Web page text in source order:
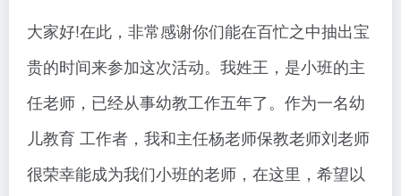
大家好!在此，非常感谢你们能在百忙之中抽出宝
贵的时间来参加这次活动。我姓王，是小班的主
任老师，已经从事幼教工作五年了。作为一名幼
儿教育 工作者，我和主任杨老师保教老师刘老师
很荣幸能成为我们小班的老师，在这里，希望以